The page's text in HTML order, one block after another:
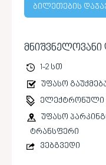
ბილეთების
1-2 სთ
უფასო
ელექტრონული
უფასო
ტრანსფერი
ვებგვედი